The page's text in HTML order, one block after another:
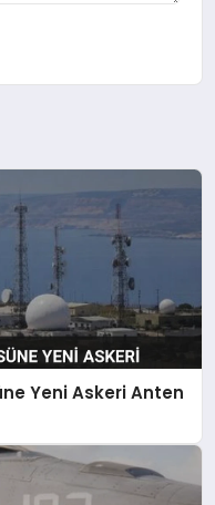
Yeni Askeri Anten